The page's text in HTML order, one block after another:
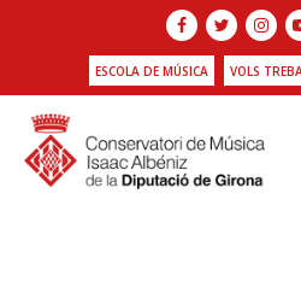
ESCOLA DE MÚSICA VOLS